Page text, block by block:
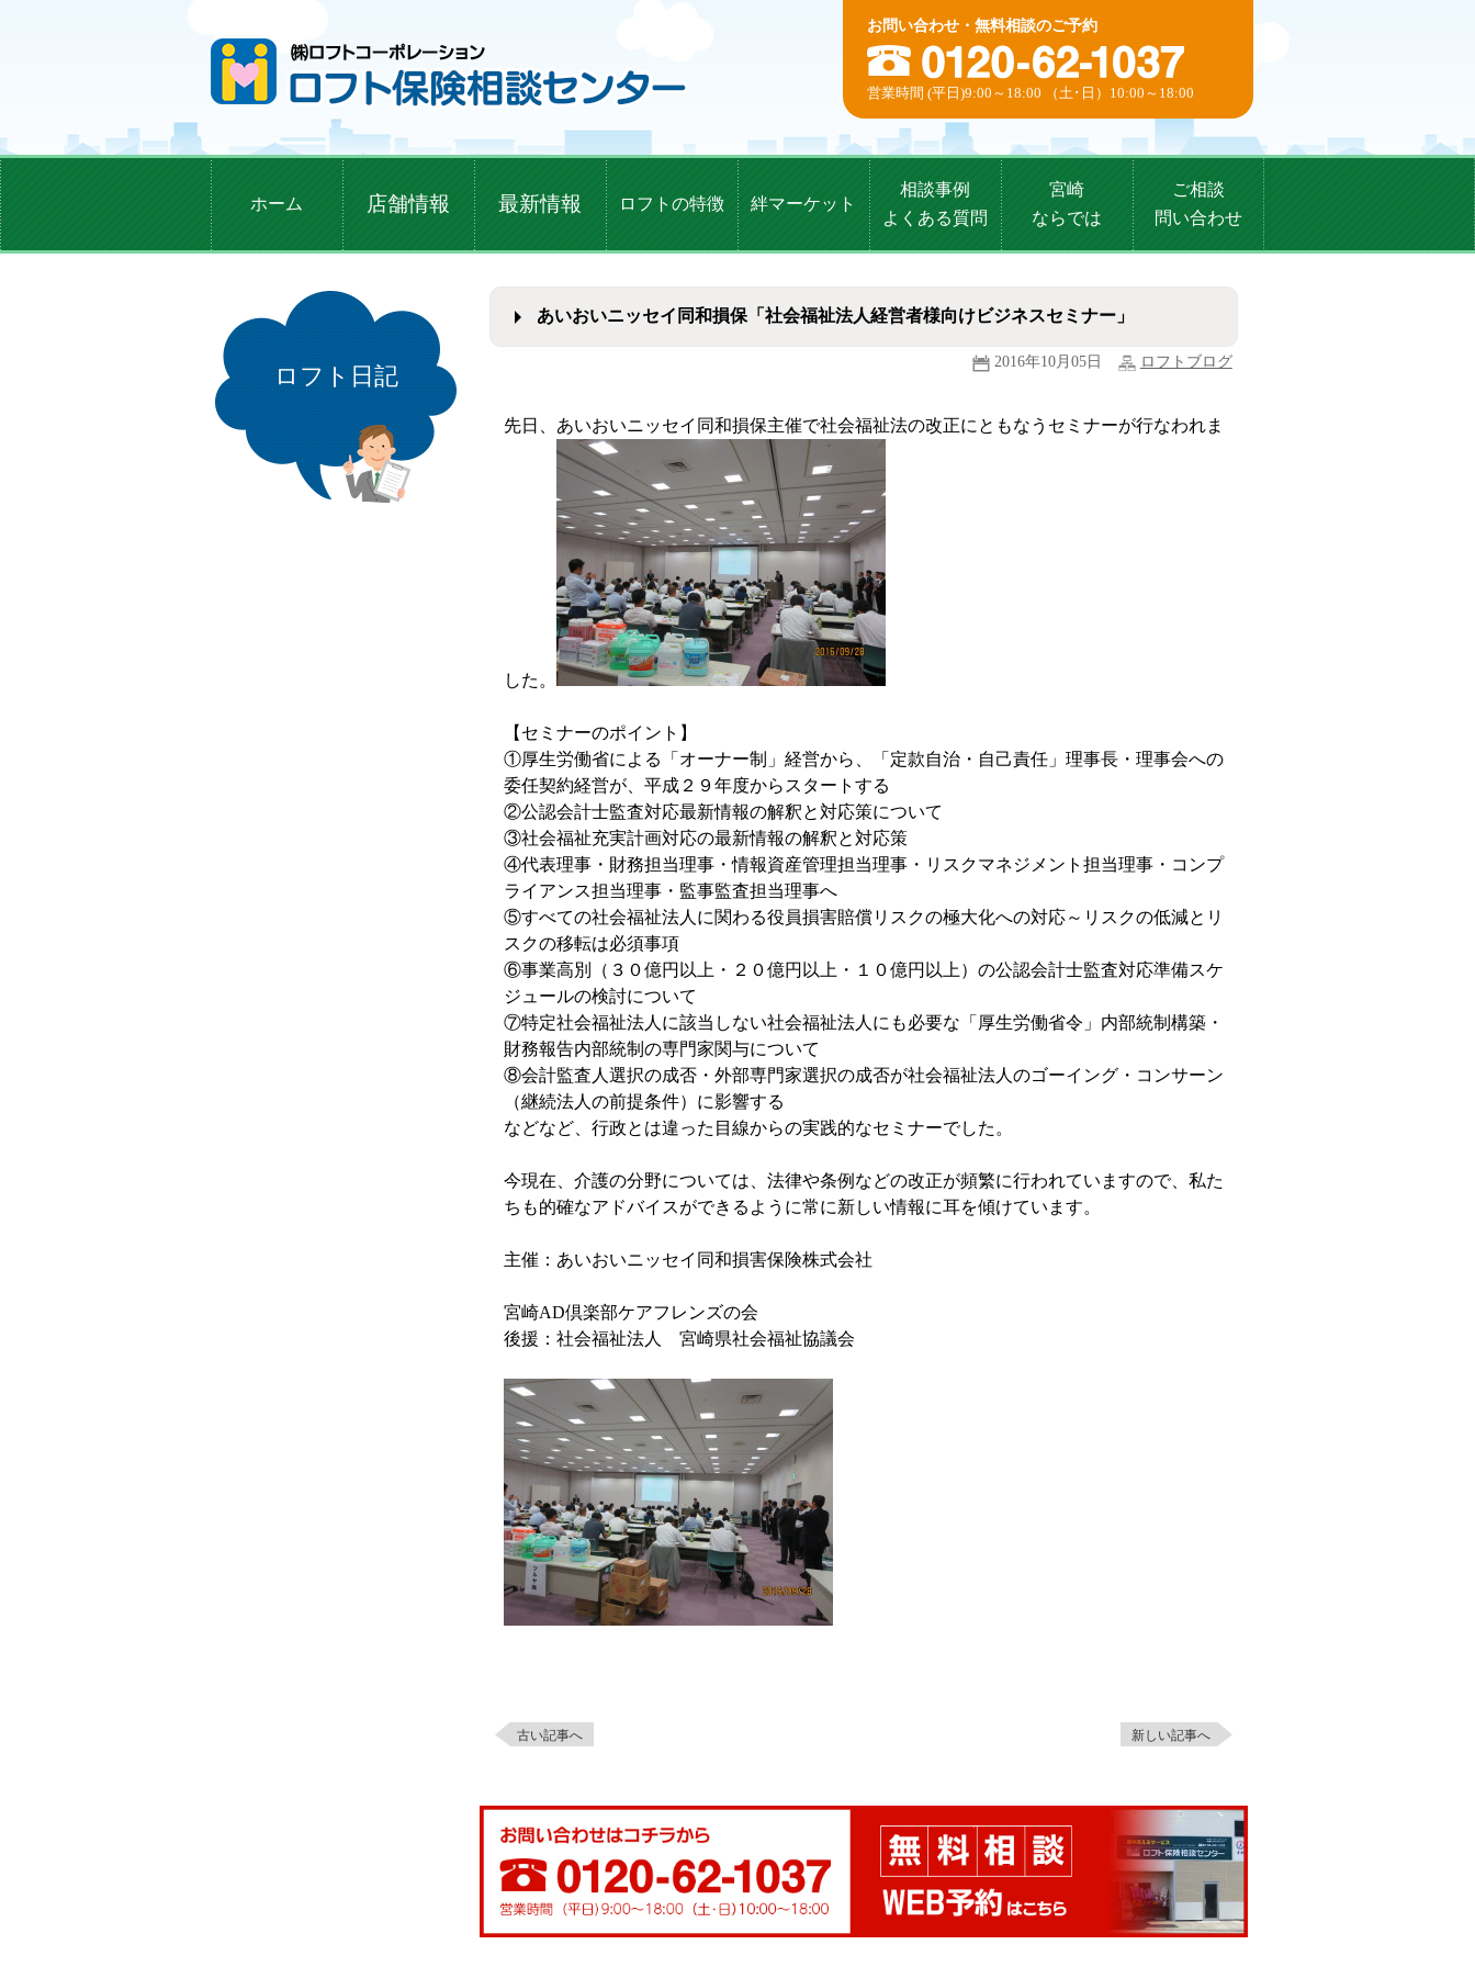
お問い合わせ・無料相談のご予約
営業時間 (平日)9:00～18:00 （土･日）10:00～18:00
ホーム 店舗情報 最新情報 ロフトの特徴 絆マーケット
相談事例
よくある質問
宮崎
ならでは
ご相談
問い合わせ
ロフト日記
あいおいニッセイ同和損保「社会福祉法人経営者様向けビジネスセミナー」
2016年10月05日 ロフトブログ
先日、あいおいニッセイ同和損保主催で社会福祉法の改正にともなうセミナーが行なわれま
した。
【セミナーのポイント】
①厚生労働省による「オーナー制」経営から、「定款自治・自己責任」理事長・理事会への
委任契約経営が、平成２９年度からスタートする
②公認会計士監査対応最新情報の解釈と対応策について
③社会福祉充実計画対応の最新情報の解釈と対応策
④代表理事・財務担当理事・情報資産管理担当理事・リスクマネジメント担当理事・コンプ
ライアンス担当理事・監事監査担当理事へ
⑤すべての社会福祉法人に関わる役員損害賠償リスクの極大化への対応～リスクの低減とリ
スクの移転は必須事項
⑥事業高別（３０億円以上・２０億円以上・１０億円以上）の公認会計士監査対応準備スケ
ジュールの検討について
⑦特定社会福祉法人に該当しない社会福祉法人にも必要な「厚生労働省令」内部統制構築・
財務報告内部統制の専門家関与について
⑧会計監査人選択の成否・外部専門家選択の成否が社会福祉法人のゴーイング・コンサーン
（継続法人の前提条件）に影響する
などなど、行政とは違った目線からの実践的なセミナーでした。
今現在、介護の分野については、法律や条例などの改正が頻繁に行われていますので、私た
ちも的確なアドバイスができるように常に新しい情報に耳を傾けています。
主催：あいおいニッセイ同和損害保険株式会社
宮崎AD倶楽部ケアフレンズの会
後援：社会福祉法人 宮崎県社会福祉協議会
古い記事へ 新しい記事へ